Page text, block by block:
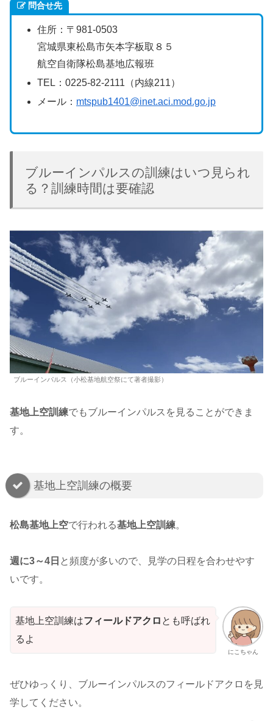
問合せ先
住所：〒981-0503
宮城県東松島市矢本字板取８５
航空自衛隊松島基地広報班
TEL：0225-82-2111（内線211）
メール： mtspub1401@inet.aci.mod.go.jp
ブルーインパルスの訓練はいつ見られ
る？訓練時間は要確認
ブルーインパルス（小松基地航空祭にて著者撮影）
基地上空訓練でもブルーインパルスを見ることができま
す。
基地上空訓練の概要
松島基地上空で行われる基地上空訓練。
週に3～4日 と頻度が多いので、見学の日程を合わせやす
いです。
にこちゃん
基地上空訓練はフィールドアクロ とも呼ばれ
るよ
ぜひゆっくり、ブルーインパルスのフィールドアクロを見
学してください。